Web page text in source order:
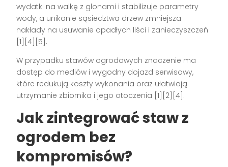
wydatki na walkę z glonami i stabilizuje parametry
wody, a unikanie sąsiedztwa drzew zmniejsza
nakłady na usuwanie opadłych liści i zanieczyszczeń
[1][4][5].
W przypadku stawów ogrodowych znaczenie ma
dostęp do mediów i wygodny dojazd serwisowy,
które redukują koszty wykonania oraz ułatwiają
utrzymanie zbiornika i jego otoczenia [1][2][4].
Jak zintegrować staw z
ogrodem bez
kompromisów?